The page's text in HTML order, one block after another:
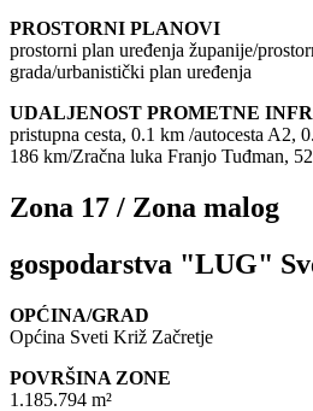
PROSTORNI PLANOVI
prostorni plan uređenja županije/
grada/urbanistički plan uređenja
UDALJENOST PROMETNE
pristupna cesta, 0.1 km /autocesta A2,
186 km/Zračna luka Franjo Tuđman,
Zona 17 / Zona malog
gospodarstva "LUG"
OPĆINA/GRAD
Općina Sveti Križ Začretje
POVRŠINA ZONE
1.185.794 m²